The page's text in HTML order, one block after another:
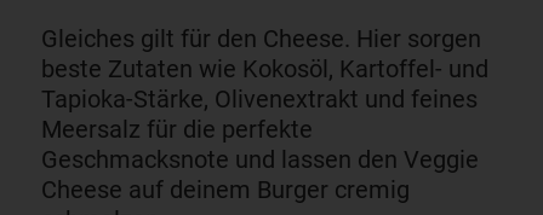
Gleiches gilt für den Cheese. Hier sorgen
beste Zutaten wie Kokosöl, Kartoffel- und
Tapioka-Stärke, Olivenextrakt und feines
Meersalz für die perfekte
Geschmacksnote und lassen den Veggie
Cheese auf deinem Burger cremig